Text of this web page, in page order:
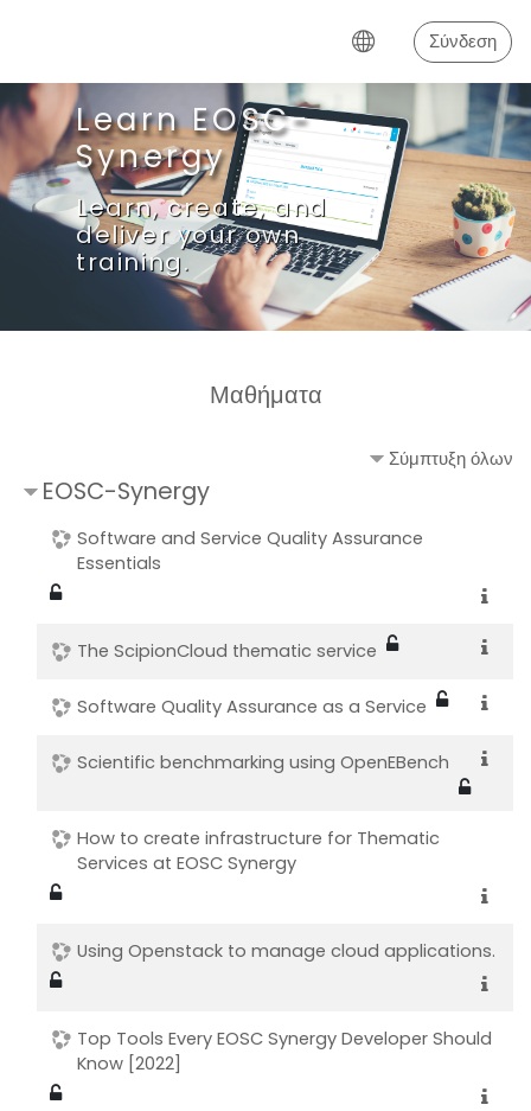
Σύνδεση
Learn EOSC-
Synergy
Learn, create, and
deliver your own
training.
Μαθήματα
Σύμπτυξη όλων
EOSC-Synergy
Software and Service Quality Assurance
Essentials
The ScipionCloud thematic service
Software Quality Assurance as a Service
Scientific benchmarking using OpenEBench
How to create infrastructure for Thematic
Services at EOSC Synergy
Using Openstack to manage cloud applications.
Top Tools Every EOSC Synergy Developer Should
Know [2022]